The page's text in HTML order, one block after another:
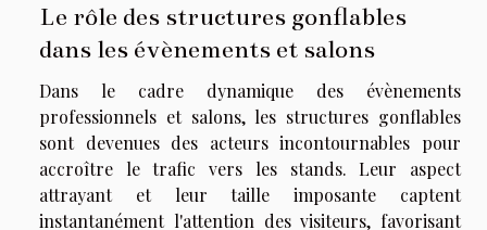
Le rôle des structures gonflables
dans les évènements et salons
Dans le cadre dynamique des évènements
professionnels et salons, les structures gonflables
sont devenues des acteurs incontournables pour
accroître le trafic vers les stands. Leur aspect
attrayant et leur taille imposante captent
instantanément l'attention des visiteurs, favorisant